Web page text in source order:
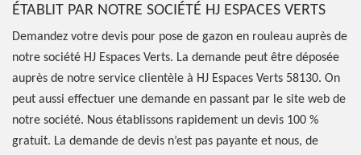
ÉTABLIT PAR NOTRE SOCIÉTÉ HJ ESPACES VERTS
Demandez votre devis pour pose de gazon en rouleau auprès de
notre société HJ Espaces Verts. La demande peut être déposée
auprès de notre service clientèle à HJ Espaces Verts 58130. On
peut aussi effectuer une demande en passant par le site web de
notre société. Nous établissons rapidement un devis 100 %
gratuit. La demande de devis n’est pas payante et nous, de